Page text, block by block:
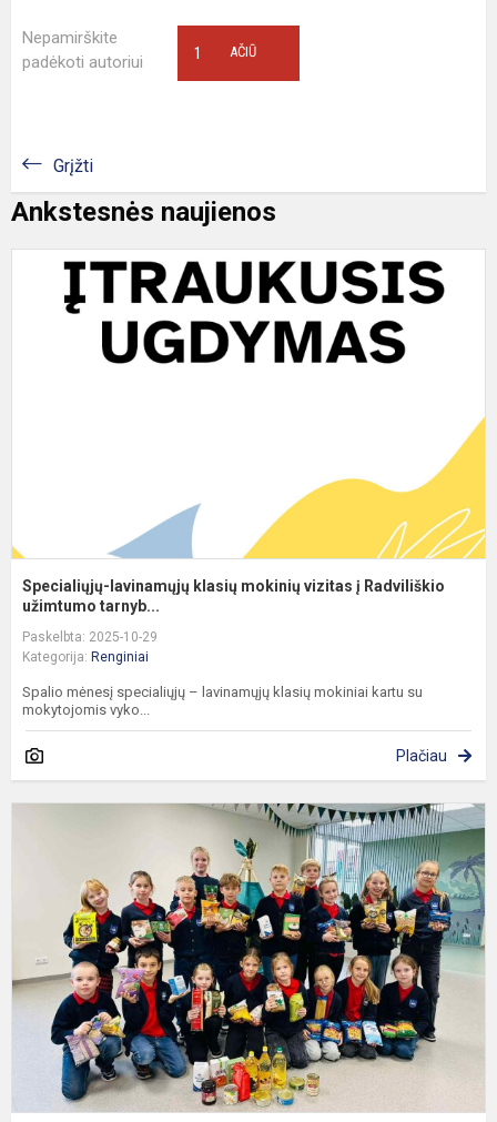
Nepamirškite
padėkoti autoriui
AČIŪ
1
Grįžti
Ankstesnės naujienos
Specialiųjų-lavinamųjų klasių mokinių vizitas į Radviliškio
užimtumo tarnyb...
Paskelbta: 2025-10-29
Kategorija: Renginiai
Spalio mėnesį specialiųjų – lavinamųjų klasių mokiniai kartu su
mokytojomis vyko...
Plačiau